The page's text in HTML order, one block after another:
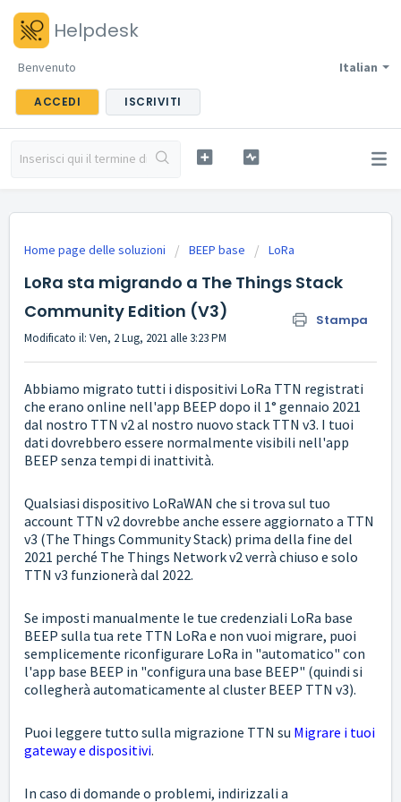
Helpdesk
Italian
Benvenuto
ACCEDI ISCRIVITI
Home page delle soluzioni BEEP base LoRa
LoRa sta migrando a The Things Stack
Community Edition (V3)
Stampa
Modificato il: Ven, 2 Lug, 2021 alle 3:23 PM
Abbiamo migrato tutti i dispositivi LoRa TTN registrati
che erano online nell'app BEEP dopo il 1° gennaio 2021
dal nostro TTN v2 al nostro nuovo stack TTN v3. I tuoi
dati dovrebbero essere normalmente visibili nell'app
BEEP senza tempi di inattività.
Qualsiasi dispositivo LoRaWAN che si trova sul tuo
account TTN v2 dovrebbe anche essere aggiornato a TTN
v3 (The Things Community Stack) prima della fine del
2021 perché The Things Network v2 verrà chiuso e solo
TTN v3 funzionerà dal 2022.
Se imposti manualmente le tue credenziali LoRa base
BEEP sulla tua rete TTN LoRa e non vuoi migrare, puoi
semplicemente riconfigurare LoRa in "automatico" con
l'app base BEEP in "configura una base BEEP" (quindi si
collegherà automaticamente al cluster BEEP TTN v3).
Puoi leggere tutto sulla migrazione TTN su Migrare i tuoi
gateway e dispositivi.
In caso di domande o problemi, indirizzali a